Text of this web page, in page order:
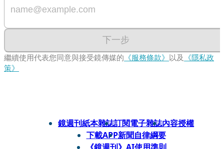
下一步
繼續使用代表您同意與接受鏡傳媒的 《服務條款》 以及 《隱私政
策》
鏡週刊紙本雜誌訂閱電子雜誌內容授權
下載APP新聞自律綱要